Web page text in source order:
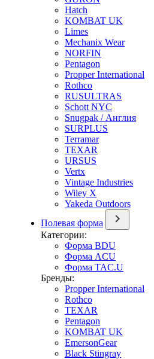
Hatch
KOMBAT UK
Limes
Mechanix Wear
NORFIN
Pentagon
Propper International
Rothco
RUSULTRAS
Schott NYC
Snugpak / Англия
SURPLUS
Terramar
TEXAR
URSUS
Vertx
Vintage Industries
Wiley X
Yakeda Outdoors
Полевая форма
Категории:
Форма BDU
Форма ACU
Форма TAC.U
Бренды:
Propper International
Rothco
TEXAR
Pentagon
KOMBAT UK
EmersonGear
Black Stingray